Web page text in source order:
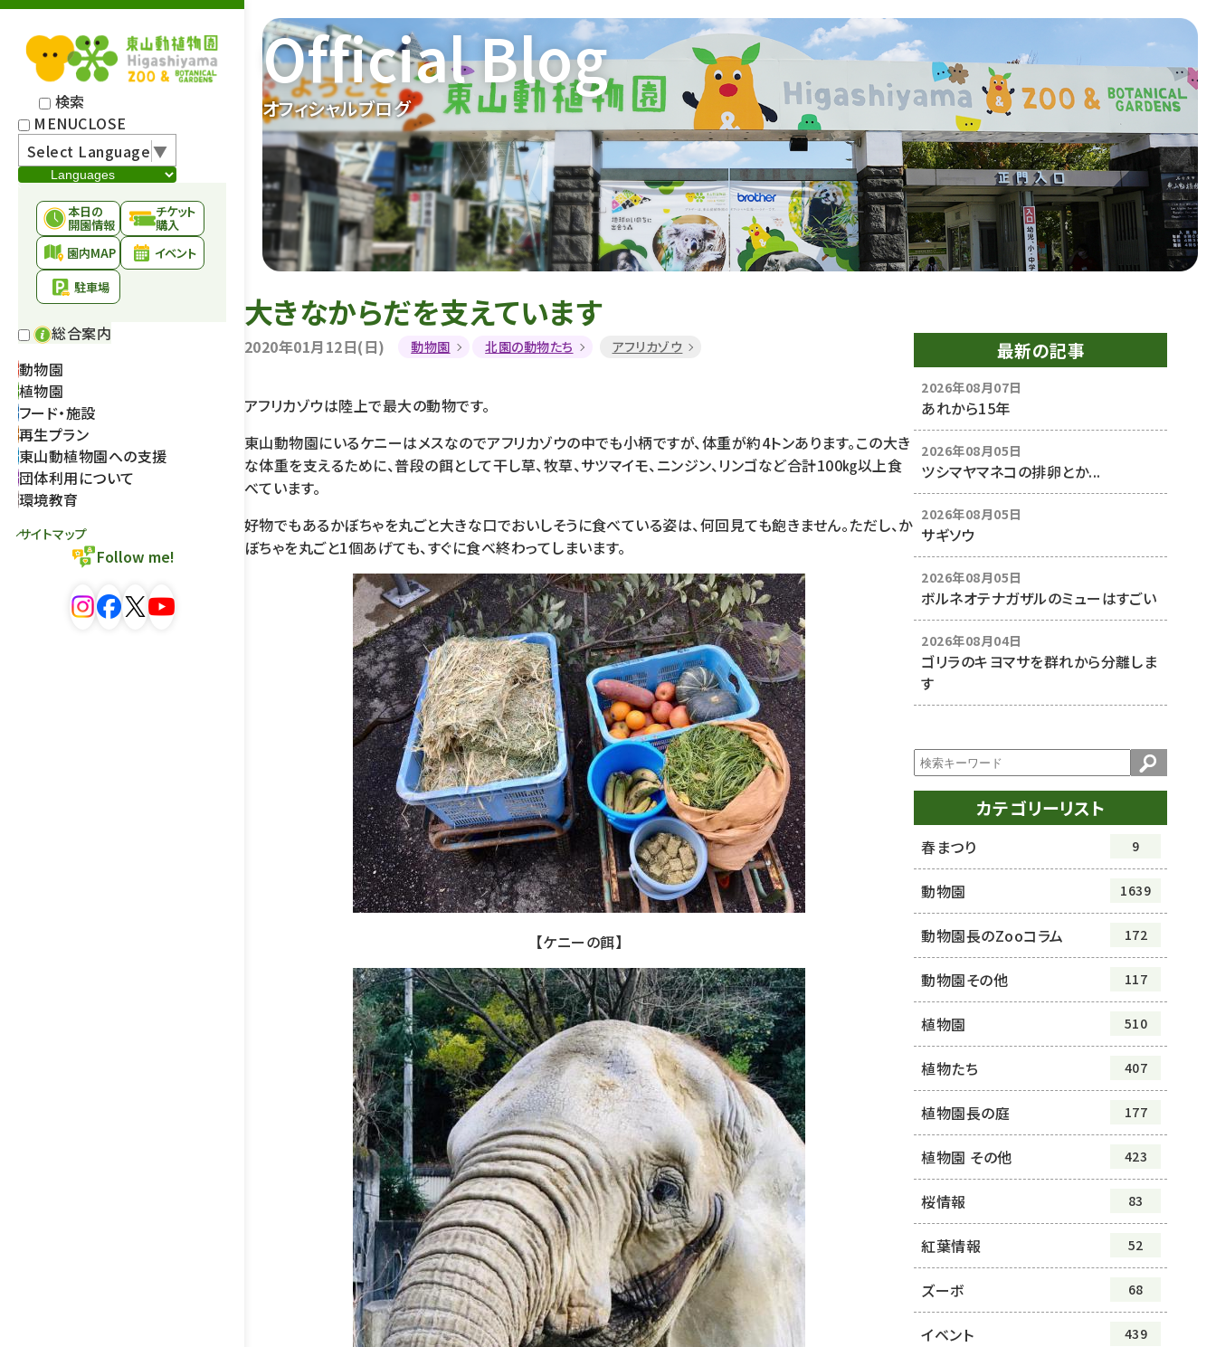
検索
MENUCLOSE
Select Language▼
本日の
開園情報
チケット
購入
園内MAP
イベント
駐車場
総合案内
動物園
植物園
フード・施設
再生プラン
東山動植物園への支援
団体利用について
環境教育
サイトマップ
Follow me!
オフィシャルブログ
Official Blog
大きなからだを支えています
2020年01月12日(日) 動物園 北園の動物たち アフリカゾウ
アフリカゾウは陸上で最大の動物です。
東山動物園にいるケニーはメスなのでアフリカゾウの中でも小柄ですが、体重が約4トンあります。この大き
な体重を支えるために、普段の餌として干し草、牧草、サツマイモ、ニンジン、リンゴなど合計100㎏以上食
べています。
好物でもあるかぼちゃを丸ごと大きな口でおいしそうに食べている姿は、何回見ても飽きません。ただし、か
ぼちゃを丸ごと1個あげても、すぐに食べ終わってしまいます。
【ケニーの餌】
最新の記事
2026年08月07日
あれから15年
2026年08月05日
ツシマヤマネコの排卵とか...
2026年08月05日
サギソウ
2026年08月05日
ボルネオテナガザルのミューはすごい
2026年08月04日
ゴリラのキヨマサを群れから分離しま
す
カテゴリーリスト
春まつり 9
動物園 1639
動物園長のZooコラム 172
動物園その他 117
植物園 510
植物たち 407
植物園長の庭 177
植物園 その他 423
桜情報 83
紅葉情報 52
ズーボ 68
イベント 439